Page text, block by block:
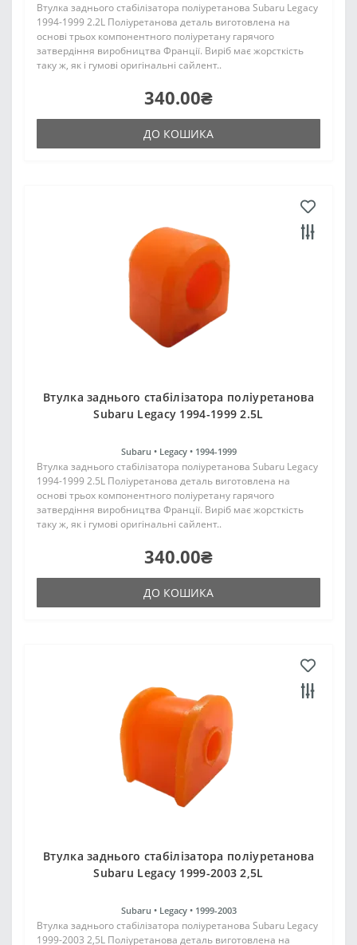
Втулка заднього стабілізатора поліуретанова Subaru Legacy
1994-1999 2.2L Поліуретанова деталь виготовлена на
основі трьох компонентного поліуретану гарячого
затвердіння виробництва Франції. Виріб має жорсткість
таку ж, як і гумові оригінальні сайлент..
340.00₴
ДО КОШИКА
Втулка заднього стабілізатора поліуретанова
Subaru Legacy 1994-1999 2.5L
Subaru • Legacy • 1994-1999
Втулка заднього стабілізатора поліуретанова Subaru Legacy
1994-1999 2.5L Поліуретанова деталь виготовлена на
основі трьох компонентного поліуретану гарячого
затвердіння виробництва Франції. Виріб має жорсткість
таку ж, як і гумові оригінальні сайлент..
340.00₴
ДО КОШИКА
Втулка заднього стабілізатора поліуретанова
Subaru Legacy 1999-2003 2,5L
Subaru • Legacy • 1999-2003
Втулка заднього стабілізатора поліуретанова Subaru Legacy
1999-2003 2,5L Поліуретанова деталь виготовлена на